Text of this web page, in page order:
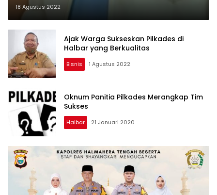
18 Agustus 2022
Ajak Warga Sukseskan Pilkades di
Halbar yang Berkualitas
Bisnis 1 Agustus 2022
Oknum Panitia Pilkades Merangkap Tim
Sukses
Halbar 21 Januari 2020